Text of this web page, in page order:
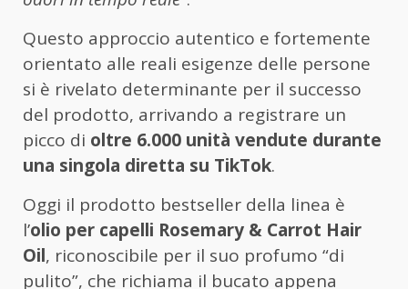
Questo approccio autentico e fortemente
orientato alle reali esigenze delle persone
si è rivelato determinante per il successo
del prodotto, arrivando a registrare un
picco di oltre 6.000 unità vendute durante
una singola diretta su TikTok.
Oggi il prodotto bestseller della linea è
l’olio per capelli Rosemary & Carrot Hair
Oil, riconoscibile per il suo profumo “di
pulito”, che richiama il bucato appena